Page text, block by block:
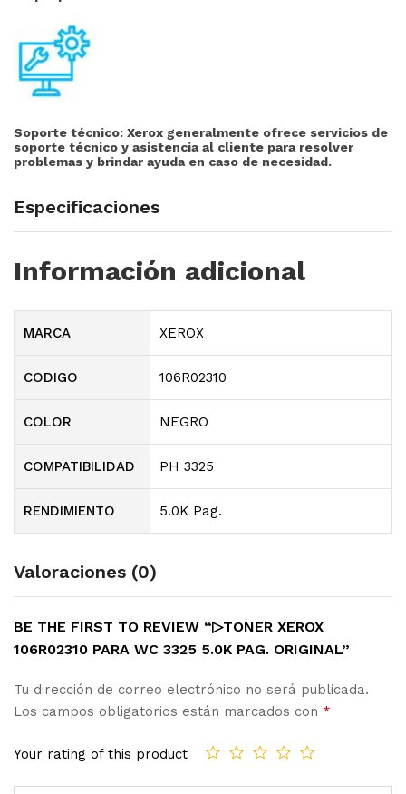
Soporte técnico: Xerox generalmente ofrece servicios de
soporte técnico y asistencia al cliente para resolver
problemas y brindar ayuda en caso de necesidad.
Especificaciones
Información adicional
MARCA XEROX
CODIGO 106R02310
COLOR NEGRO
COMPATIBILIDAD PH 3325
RENDIMIENTO 5.0K Pag.
Valoraciones (0)
BE THE FIRST TO REVIEW “▷TONER XEROX
106R02310 PARA WC 3325 5.0K PAG. ORIGINAL”
Tu dirección de correo electrónico no será publicada.
Los campos obligatorios están marcados con *
Your rating of this product